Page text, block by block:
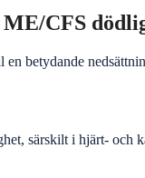
CFS
betydande
särskilt i hjärt- och